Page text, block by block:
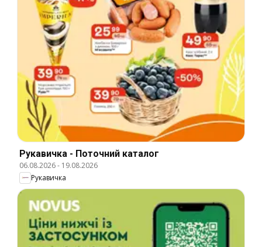
Рукавичка - Поточний каталог
06.08.2026- 19.08.2026
Рукавичка